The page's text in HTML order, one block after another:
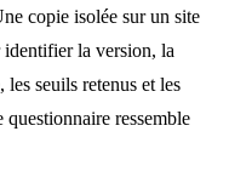
copie isolée sur un site
la version, la
seuils retenus et les
ressemble